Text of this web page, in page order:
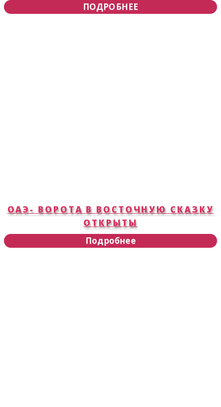
ПОДРОБНЕЕ
ОАЭ- ВОРОТА В ВОСТОЧНУЮ СКАЗКУ
ОТКРЫТЫ
Подробнее